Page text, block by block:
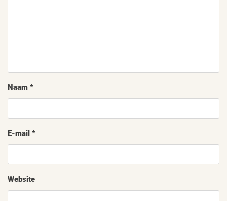
Naam *
E-mail *
Website